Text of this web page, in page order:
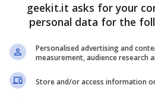
apprenderà a
consentirà di incanalare i
poteva certo passare
Ascendenti, una fazione
Year Society, che vuole
geekit.it asks for your
personal data for the
Personalised advertising and
measurement, audience research
Store and/or access information